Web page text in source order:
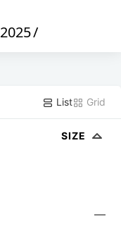
2025/
List Grid
SIZE
—